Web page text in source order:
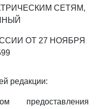
СЕТЯМ,
ОТ 27 НОЯБРЯ
редакции:
предоставления